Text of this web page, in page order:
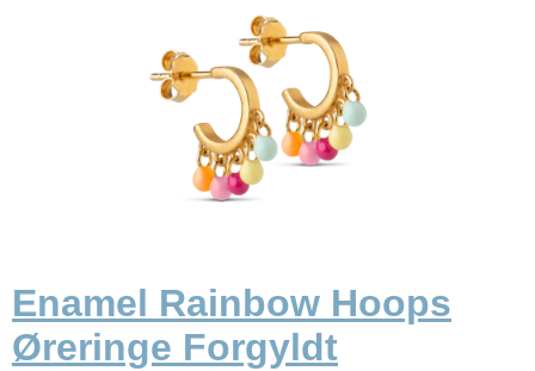
Enamel Rainbow Hoops
Øreringe Forgyldt